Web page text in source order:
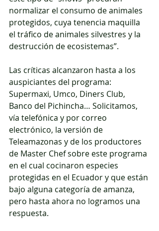
normalizar el consumo de animales
protegidos, cuya tenencia maquilla
el tráfico de animales silvestres y la
destrucción de ecosistemas”.
Las críticas alcanzaron hasta a los
auspiciantes del programa:
Supermaxi, Umco, Diners Club,
Banco del Pichincha… Solicitamos,
vía telefónica y por correo
electrónico, la versión de
Teleamazonas y de los productores
de Master Chef sobre este programa
en el cual cocinaron especies
protegidas en el Ecuador y que están
bajo alguna categoría de amanza,
pero hasta ahora no logramos una
respuesta.